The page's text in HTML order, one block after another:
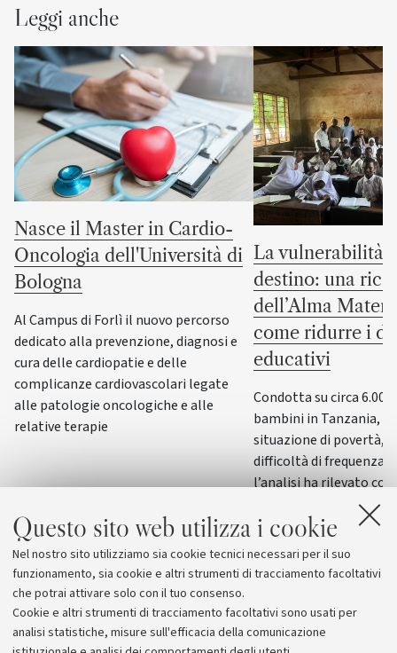
Questo sito web utilizza i cookie
Nel nostro sito utilizziamo sia cookie tecnici necessari per il suo
funzionamento, sia cookie e altri strumenti di tracciamento facoltativi
che potrai attivare solo con il tuo consenso.
Cookie e altri strumenti di tracciamento facoltativi sono usati per
analisi statistiche, misure sull'efficacia della comunicazione
Leggi anche
Nasce il Master in Cardio-
Oncologia dell'Università di
Bologna
Al Campus di Forlì il nuovo percorso
dedicato alla prevenzione, diagnosi e
cura delle cardiopatie e delle
complicanze cardiovascolari legate
alle patologie oncologiche e alle
relative terapie
La vulnerabilità
destino: una
dell’Alma Mater
come ridurre i
educativi
Condotta su circa
bambini in Tanzania, di
situazione di povertà,
difficoltà di frequenza
l’analisi ha rilevato
mirati di recupero
e condizioni favorevoli
le disuguaglianze
e nel percorso